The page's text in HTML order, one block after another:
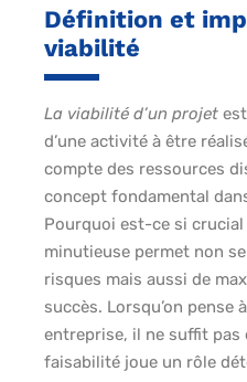
Définition et
viabilité
La viabilité d’un projet
d’une activité à être
compte des ressources
concept fondamental
Pourquoi est-ce si crucial
minutieuse permet non
risques mais aussi de
succès. Lorsqu’on pense
entreprise, il ne suffit pas
faisabilité joue un rôle